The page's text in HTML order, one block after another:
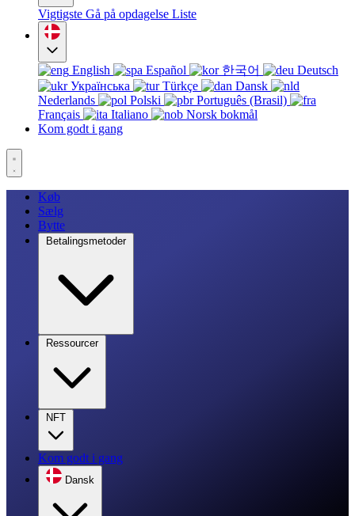
Vigtigste Gå på opdagelse Liste
English Español 한국어
Deutsch
Українська
Türkçe
Dansk
Nederlands
Polski
Português (Brasil)
Français
Italiano
Norsk bokmål
Kom godt i gang
Køb
Sælg
Bytte
Betalingsmetoder
Ressourcer
NFT
Kom godt i gang
Dansk